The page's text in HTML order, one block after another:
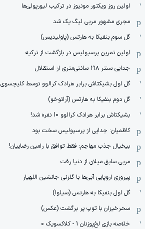
اولین روز ویکتور مونیوز در ترکیب لیورپولی‌ها
مجری مشهور مربی لیگ یک شد
گل سوم بنفیکا به هارتس (پاولیدیس)
اولین تمرین پرسپولیس در بازگشت از ترکیه
جدایی سنتر ۲۱۸ سانتی‌متری از استقلال
گل اول بشیکتاش برابر هرادک کرالوو توسط کلیچسوی
گل دوم بنفیکا به هارتس (آرائوخو)
بشیکتاش برابر هرادک کرالوو 10 نفره شد!
کاظمیان: جدایی از پرسپولیس سخت بود
بیخیال جذب مهاجم: فقط توافق با رامین رضاییان!
مربی سابق میلان از دنیا رفت
پیروزی اروپایی آبی‌ها با گلزنی جانشین اللهیار
گل اول بنفیکا به هارتس (سیلوا)
سحرخیزان با توپ پر برگشت (عکس)
خلاصه بازی لخ‌پوزنان 1 - کلاکسویک 0